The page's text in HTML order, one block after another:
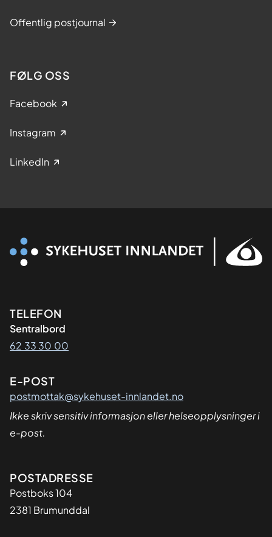
Offentlig postjournal
FØLG OSS
Facebook
Instagram
LinkedIn
Kontaktinformasjon
TELEFON
Sentralbord
62 33 30 00
E-POST
postmottak@sykehuset-innlandet.no
Ikke skriv sensitiv informasjon eller helseopplysninger i
e-post.
Adresse
POSTADRESSE
Postboks 104
2381 Brumunddal